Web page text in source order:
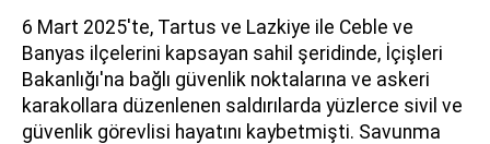
6 Mart 2025'te, Tartus ve Lazkiye ile Ceble ve
Banyas ilçelerini kapsayan sahil şeridinde, İçişleri
Bakanlığı'na bağlı güvenlik noktalarına ve askeri
karakollara düzenlenen saldırılarda yüzlerce sivil ve
güvenlik görevlisi hayatını kaybetmişti. Savunma